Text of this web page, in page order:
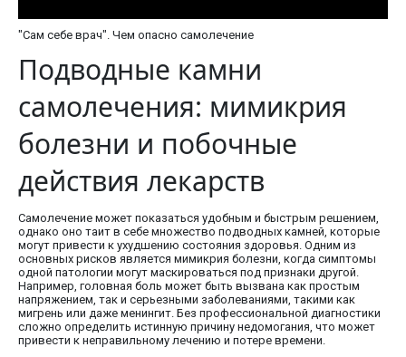
"Сам себе врач". Чем опасно самолечение
Подводные камни
самолечения: мимикрия
болезни и побочные
действия лекарств
Самолечение может показаться удобным и быстрым решением,
однако оно таит в себе множество подводных камней, которые
могут привести к ухудшению состояния здоровья. Одним из
основных рисков является мимикрия болезни, когда симптомы
одной патологии могут маскироваться под признаки другой.
Например, головная боль может быть вызвана как простым
напряжением, так и серьезными заболеваниями, такими как
мигрень или даже менингит. Без профессиональной диагностики
сложно определить истинную причину недомогания, что может
привести к неправильному лечению и потере времени.